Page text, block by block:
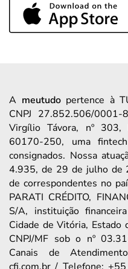
A meutudopertence à
CNPJ 27.852.506/
Virgílio Távora, nº 303,
60170-250, uma
consignados. Nossa
4.935, de 29 de julho de
de correspondentes no
PARATI CRÉDITO,
S/A, instituição
Cidade de Vitória, Estado
CNPJ/MF sob o nº
Canais de